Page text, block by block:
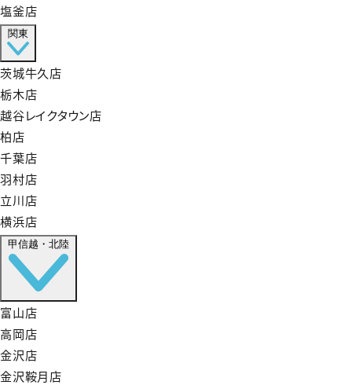
塩釜店
関東
茨城牛久店
栃木店
越谷レイクタウン店
柏店
千葉店
羽村店
立川店
横浜店
甲信越・北陸
富山店
高岡店
金沢店
金沢鞍月店